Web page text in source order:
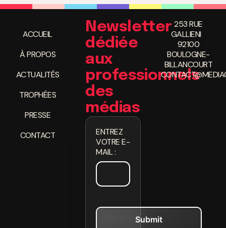
ACCUEIL
À PROPOS
ACTUALITÉS
TROPHÉES
PRESSE
CONTACT
Newsletter
dédiée
aux
professionnels
des
médias
ENTREZ
VOTRE E-
MAIL :
253 RUE
GALLIENI
92100
BOULOGNE-
BILLANCOURT